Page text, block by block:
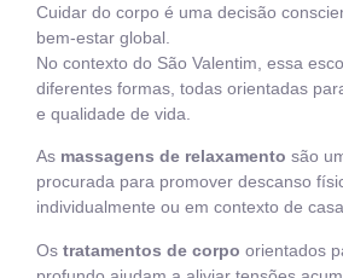
Cuidar do corpo é uma decisão
bem-estar global.
No contexto do São Valentim, essa
diferentes formas, todas orientadas
e qualidade de vida.
As massagens de relaxamento são
procurada para promover descanso
individualmente ou em contexto de
Os tratamentos de corpo orientados